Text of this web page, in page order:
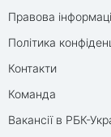
Правова
Політика
Контакти
Команда
Вакансії в РБК-